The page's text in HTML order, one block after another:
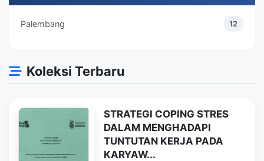
Palembang 12
Koleksi Terbaru
STRATEGI COPING STRES
DALAM MENGHADAPI
TUNTUTAN KERJA PADA
KARYAW...